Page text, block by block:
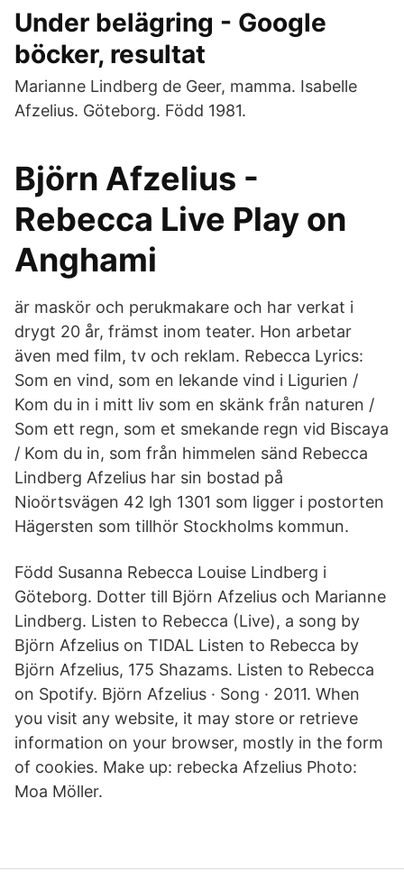
Under belägring - Google
böcker, resultat
Marianne Lindberg de Geer, mamma. Isabelle
Afzelius. Göteborg. Född 1981.
Björn Afzelius -
Rebecca Live Play on
Anghami
är maskör och perukmakare och har verkat i
drygt 20 år, främst inom teater. Hon arbetar
även med film, tv och reklam. Rebecca Lyrics:
Som en vind, som en lekande vind i Ligurien /
Kom du in i mitt liv som en skänk från naturen /
Som ett regn, som et smekande regn vid Biscaya
/ Kom du in, som från himmelen sänd Rebecca
Lindberg Afzelius har sin bostad på
Nioörtsvägen 42 lgh 1301 som ligger i postorten
Hägersten som tillhör Stockholms kommun.
Född Susanna Rebecca Louise Lindberg i
Göteborg. Dotter till Björn Afzelius och Marianne
Lindberg. Listen to Rebecca (Live), a song by
Björn Afzelius on TIDAL Listen to Rebecca by
Björn Afzelius, 175 Shazams. Listen to Rebecca
on Spotify. Björn Afzelius · Song · 2011. When
you visit any website, it may store or retrieve
information on your browser, mostly in the form
of cookies. Make up: rebecka Afzelius Photo:
Moa Möller.